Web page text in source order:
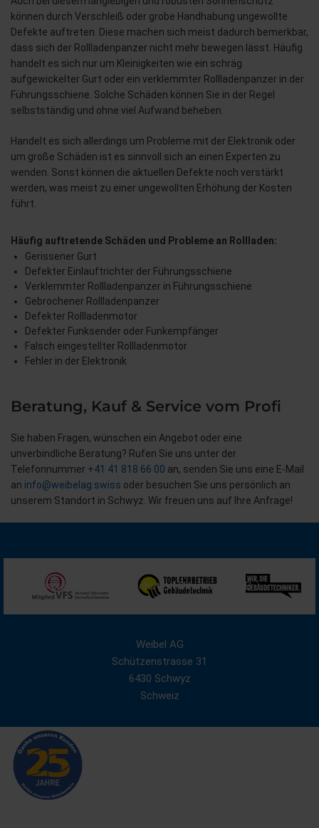
können durch Verschleiß oder grobe Handhabung ungewollte
Defekte auftreten. Diese machen sich meist dadurch bemerkbar,
dass sich der Rollladenpanzer nicht mehr bewegen lässt. Häufig
handelt es sich nur um Kleinigkeiten wie ein schräg
aufgewickelter Gurt oder ein verklemmter Rollladenpanzer in der
Führungsschiene. Solche Schäden können Sie in der Regel
selbstständig und ohne viel Aufwand beheben.
Handelt es sich allerdings um Probleme mit der Elektronik oder
um große Schäden ist es sinnvoll sich an einen Experten zu
wenden. Sonst können die aktuellen Defekte noch verstärkt
werden, was meist zu einer ungewollten Erhöhung der Kosten
führt.
Häufig auftretende Schäden und Probleme an Rollladen:
Gerissener Gurt
Defekter Einlauftrichter der Führungsschiene
Verklemmter Rollladenpanzer in Führungsschiene
Gebrochener Rollladenpanzer
Defekter Rollladenmotor
Defekter Funksender oder Funkempfänger
Falsch eingestellter Rollladenmotor
Fehler in der Elektronik
Beratung, Kauf & Service vom Profi
Sie haben Fragen, wünschen ein Angebot oder eine
unverbindliche Beratung? Rufen Sie uns unter der
Telefonnummer +41 41 818 66 00 an, senden Sie uns eine E-Mail
an info@weibelag.swiss oder besuchen Sie uns persönlich an
unserem Standort in Schwyz. Wir freuen uns auf Ihre Anfrage!
Impressum Datenschutz Sitemap AGB
Weibel AG
Schützenstrasse 31
6430 Schwyz
Schweiz